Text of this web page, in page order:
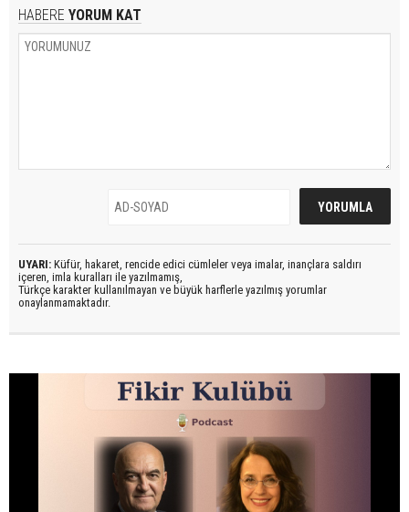
HABERE YORUM KAT
UYARI: Küfür, hakaret, rencide edici cümleler veya imalar, inançlara saldırı
içeren, imla kuralları ile yazılmamış,
Türkçe karakter kullanılmayan ve büyük harflerle yazılmış yorumlar
onaylanmamaktadır.